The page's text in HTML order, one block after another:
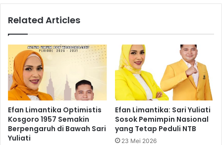
Related Articles
Efan Limantika Optimistis
Kosgoro 1957 Semakin
Berpengaruh di Bawah Sari
Yuliati
Efan Limantika: Sari Yuliati
Sosok Pemimpin Nasional
yang Tetap Peduli NTB
23 Mei 2026